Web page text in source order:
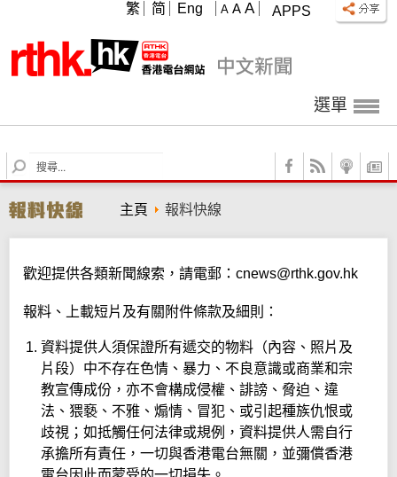
APPS
A A A
繁 简 Eng
選單
S
e
r
主頁 報料快線
歡迎提供各類新聞線索，請電郵： cnews@rthk.gov.hk
報料、上載短片及有關附件條款及細則：
資料提供人須保證所有遞交的物料（內容、照片及
片段）中不存在色情、暴力、不良意識或商業和宗
教宣傳成份，亦不會構成侵權、誹謗、脅迫、違
法、猥褻、不雅、煽情、冒犯、或引起種族仇恨或
歧視；如抵觸任何法律或規例，資料提供人需自行
承擔所有責任，一切與香港電台無關，並彌償香港